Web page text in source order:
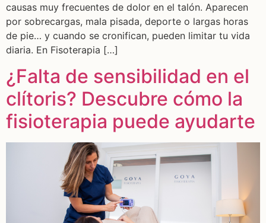
causas muy frecuentes de dolor en el talón. Aparecen
por sobrecargas, mala pisada, deporte o largas horas
de pie… y cuando se cronifican, pueden limitar tu vida
diaria. En Fisoterapia […]
¿Falta de sensibilidad en el
clítoris? Descubre cómo la
fisioterapia puede ayudarte